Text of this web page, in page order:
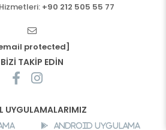
+90 212 505 55 77
protected]
BİZİ TAKİP EDİN
UYGULAMALARIMIZ
Android Uygulama